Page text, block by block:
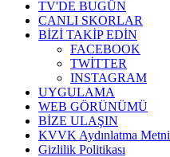
TV'DE BUGÜN
CANLI SKORLAR
BİZİ TAKİP EDİN
FACEBOOK
TWİTTER
INSTAGRAM
UYGULAMA
WEB GÖRÜNÜMÜ
BİZE ULAŞIN
KVVK Aydınlatma Metni
Gizlilik Politikası